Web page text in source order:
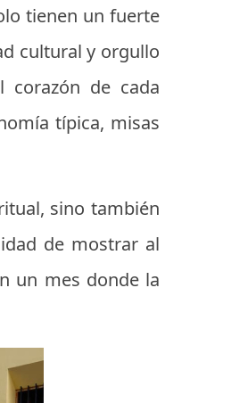
tienen un fuerte
cultural y orgullo
corazón de cada
típica, misas
sino también
de mostrar al
un mes donde la